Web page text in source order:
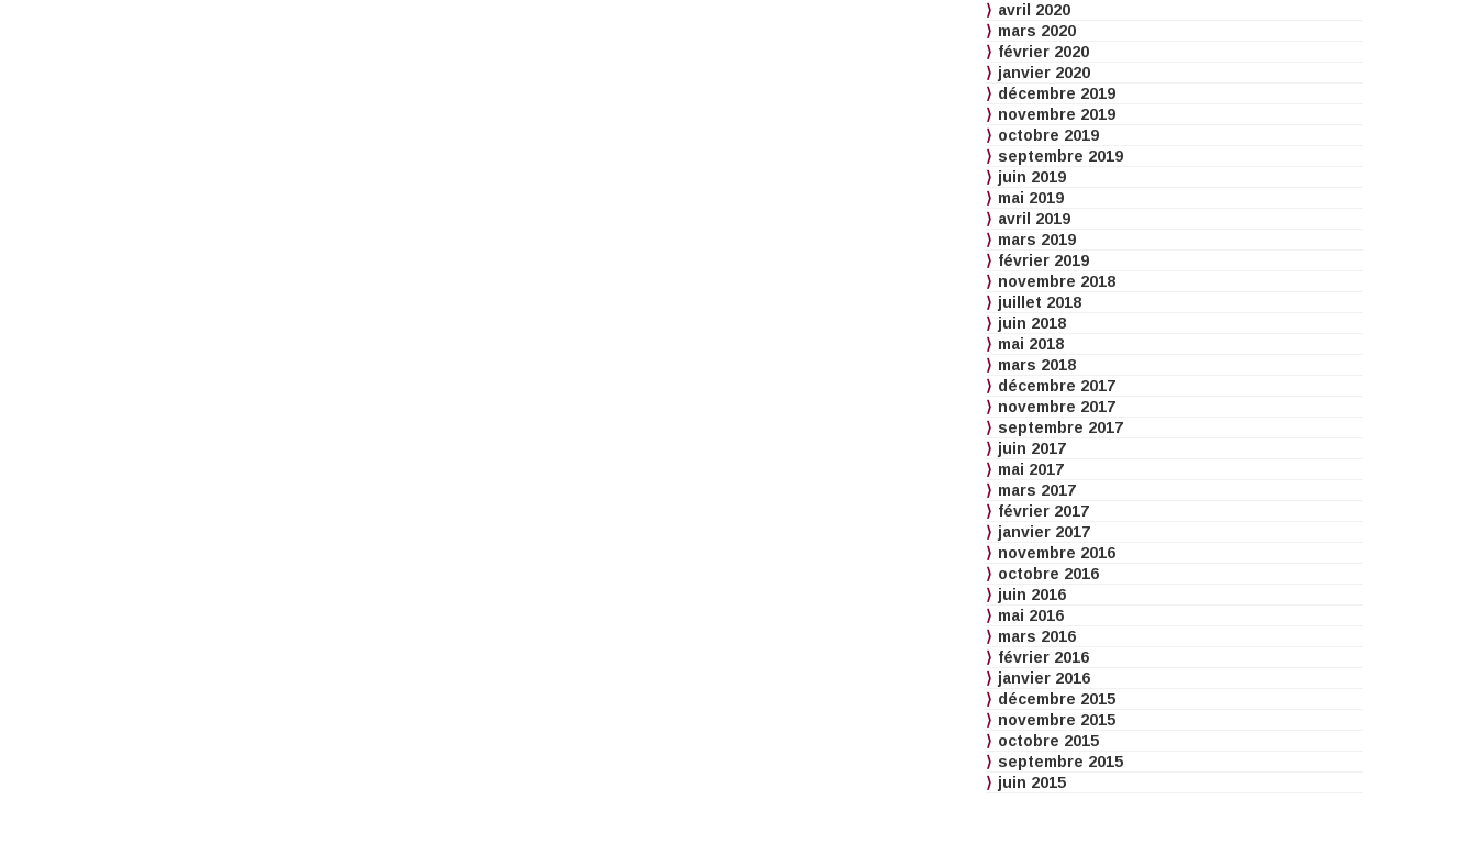
avril 2020
mars 2020
février 2020
janvier 2020
décembre 2019
novembre 2019
octobre 2019
septembre 2019
juin 2019
mai 2019
avril 2019
mars 2019
février 2019
novembre 2018
juillet 2018
juin 2018
mai 2018
mars 2018
décembre 2017
novembre 2017
septembre 2017
juin 2017
mai 2017
mars 2017
février 2017
janvier 2017
novembre 2016
octobre 2016
juin 2016
mai 2016
mars 2016
février 2016
janvier 2016
décembre 2015
novembre 2015
octobre 2015
septembre 2015
juin 2015